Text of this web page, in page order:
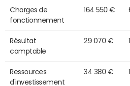
Charges de
fonctionnement
164 550 €
Résultat
comptable
29 070 €
Ressources
d'investissement
34 380 €